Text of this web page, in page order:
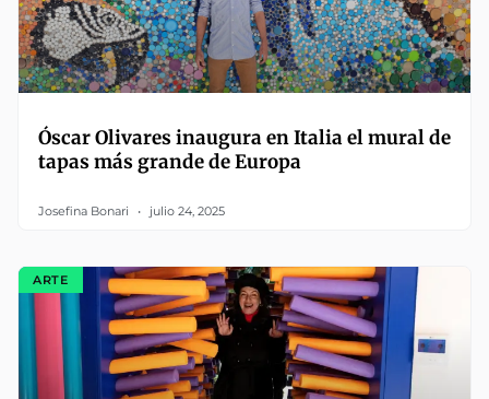
Óscar Olivares inaugura en Italia el mural de
tapas más grande de Europa
Josefina Bonari julio 24, 2025
ARTE